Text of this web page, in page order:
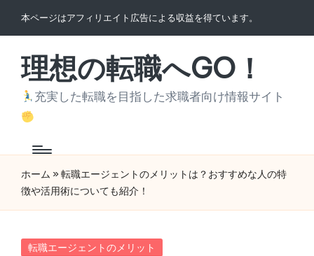
Skip
content
本ページはアフィリエイト広告による収益を得ています。
理想の転職へGO！
充実した転職を目指した求職者向け情報サイト
ホーム » 転職エージェントのメリットは？おすすめな人の特
徴や活用術についても紹介！
Posted
転職エージェントのメリット